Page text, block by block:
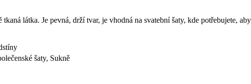
látka. Je pevná, drží tvar, je vhodná na svatební šaty, kde potřebujete,
šaty, Sukně